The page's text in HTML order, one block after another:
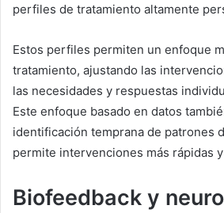
perfiles de tratamiento altamente
Estos perfiles permiten un enfoque
tratamiento, ajustando las
las necesidades y respuestas
Este enfoque basado en datos
identificación temprana de patrones
permite intervenciones más rápidas
Biofeedback y